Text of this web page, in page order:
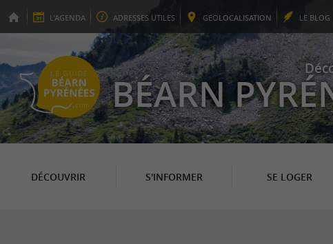
L'AGENDA ADRESSES UTILES GEOLOCALISATION LE BLOG
BÉARN
DÉCOUVRIR S'INFORMER SE LOGER